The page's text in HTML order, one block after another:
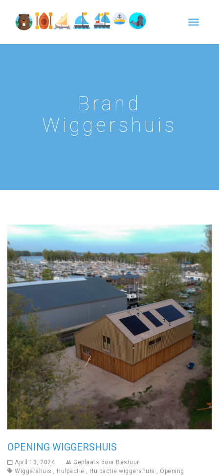
Brand
Wiggershuis
OPENING WIGGERSHUIS
April 13, 2024 Geplaats door Bestuur
Wiggershuis , Hulpactie , Hulpactie wiggershuis , Opening